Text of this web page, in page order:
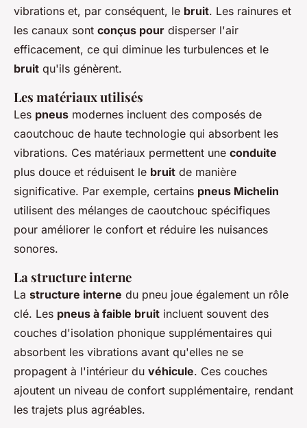
vibrations et, par conséquent, le bruit. Les rainures et
les canaux sont conçus pour disperser l'air
efficacement, ce qui diminue les turbulences et le
bruit qu'ils génèrent.
Les matériaux utilisés
Les pneus modernes incluent des composés de
caoutchouc de haute technologie qui absorbent les
vibrations. Ces matériaux permettent une conduite
plus douce et réduisent le bruit de manière
significative. Par exemple, certains pneus Michelin
utilisent des mélanges de caoutchouc spécifiques
pour améliorer le confort et réduire les nuisances
sonores.
La structure interne
La structure interne du pneu joue également un rôle
clé. Les pneus à faible bruit incluent souvent des
couches d'isolation phonique supplémentaires qui
absorbent les vibrations avant qu'elles ne se
propagent à l'intérieur du véhicule. Ces couches
ajoutent un niveau de confort supplémentaire, rendant
les trajets plus agréables.